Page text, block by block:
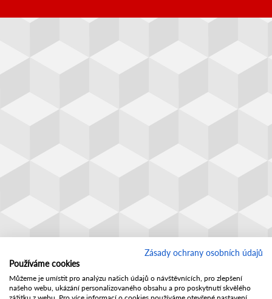
Zásady ochrany osobních údajů
Používáme cookies
Můžeme je umístit pro analýzu našich údajů o návštěvnících, pro zlepšení
našeho webu, ukázání personalizovaného obsahu a pro poskytnutí skvělého